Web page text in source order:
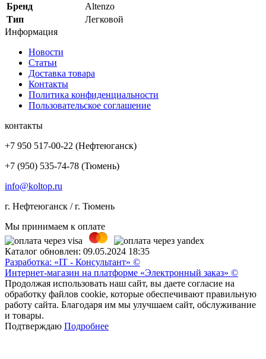
Бренд
Altenzo
Тип
Легковой
Информация
Новости
Статьи
Доставка товара
Контакты
Политика конфиденциальности
Пользовательское соглашение
контакты
+7 950 517-00-22 (Нефтеюганск)
+7 (950) 535-74-78 (Тюмень)
info@koltop.ru
г. Нефтеюганск / г. Тюмень
Мы принимаем к оплате
Каталог обновлен: 09.05.2024 18:35
Разработка: «IT - Консультант» ©
Интернет-магазин на платформе «Электронный заказ» ©
Продолжая использовать наш сайт, вы даете согласие на
обработку файлов cookie, которые обеспечивают правильную
работу сайта. Благодаря им мы улучшаем сайт, обслуживание
и товары.
Подтверждаю Подробнее